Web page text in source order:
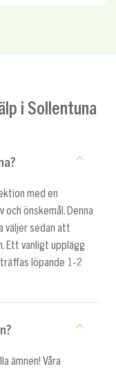
i Sollentuna
med en
önskemål. Denna
väljer sedan att
Ett vanligt upplägg
löpande 1-2
ämnen! Våra